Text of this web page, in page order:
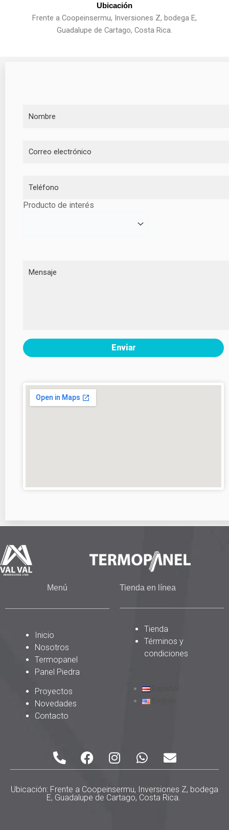
Ubicación
Frente a Coopeinsermu, Inversiones Z, bodega E,
Guadalupe de Cartago, Costa Rica.
Producto de interés
Menú
Inicio
Nosotros
Termopanel
Panel Piedra
Proyectos
Novedades
Contacto
Tienda en línea
Tienda
Términos y
condiciones
h
n
e
F
a
e
b
I
n
t
a
W
h
t
s
E
n
e
l
Ubicación: Frente a Coopeinsermu, Inversiones Z, bodega
E, Guadalupe de Cartago, Costa Rica.